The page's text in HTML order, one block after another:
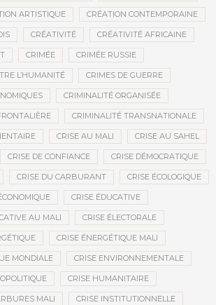
ARTISTIQUE CRÉATION CONTEMPORAINE
CRÉATIVITÉ CRÉATIVITÉ AFRICAINE
CRIMÉE CRIMÉE RUSSIE
L’HUMANITÉ CRIMES DE GUERRE
CRIMINALITÉ ORGANISÉE
CRIMINALITÉ TRANSNATIONALE
CRISE AU MALI CRISE AU SAHEL
CRISE DE CONFIANCE CRISE DÉMOCRATIQUE
CRISE DU CARBURANT CRISE ÉCOLOGIQUE
CRISE ÉDUCATIVE
AU MALI CRISE ÉLECTORALE
CRISE ÉNERGÉTIQUE MALI
MONDIALE CRISE ENVIRONNEMENTALE
CRISE HUMANITAIRE
MALI CRISE INSTITUTIONNELLE